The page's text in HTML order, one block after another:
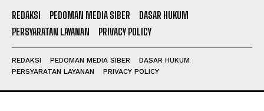
REDAKSI PEDOMAN MEDIA SIBER
DASAR HUKUM
PERSYARATAN LAYANAN
PRIVACY POLICY
REDAKSI PEDOMAN MEDIA SIBER
DASAR HUKUM
PERSYARATAN LAYANAN
PRIVACY POLICY